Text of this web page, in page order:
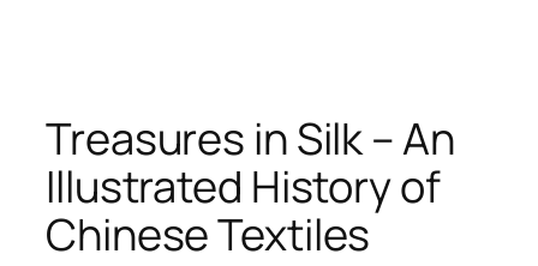
Treasures in Silk – An
Illustrated History of
Chinese Textiles